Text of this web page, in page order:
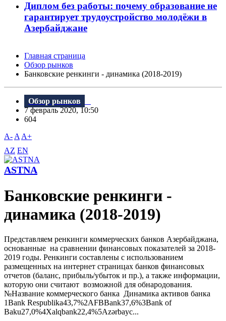
Диплом без работы: почему образование не
гарантирует трудоустройство молодёжи в
Азербайджане
Главная страница
Обзор рынков
Банковские ренкинги - динамика (2018-2019)
Обзор рынков
7 февраль 2020, 10:50
604
A- A A+
AZ EN
ASTNA
Банковские ренкинги -
динамика (2018-2019)
Представляем ренкинги коммерческих банков Азербайджана,
основанные на сравнении финансовых показателей за 2018-
2019 годы. Ренкинги составлены с использованием
размещенных на интернет страницах банков финансовых
отчетов (баланс, прибыль/убыток и пр.), а также информации,
которую они считают возможной для обнародования.
№Название коммерческого банка Динамика активов банка
1Bank Respublika43,7%2AFBBank37,6%3Bank of
Baku27,0%4Xalqbank22,4%5Azərbayc...